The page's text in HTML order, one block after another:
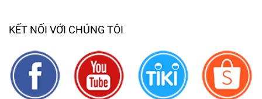
KẾT NỐI VỚI CHÚNG TÔI